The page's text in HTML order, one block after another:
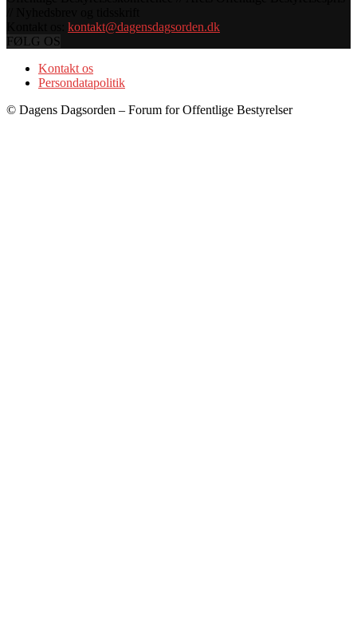
kontakt@dagensdagsorden.dk
FØLG OS
Kontakt os
Persondatapolitik
© Dagens Dagsorden – Forum for Offentlige Bestyrelser